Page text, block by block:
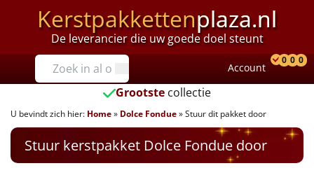
Kerstpakkettenplaza.nl
De leverancier die uw goede doel steunt
Prijzen
Tot €25
€25 tot €35
€35 tot €40
Account
0 0 0
Grootste collectie
U bevindt zich hier: Home» Dolce Fondue»Stuur dit pakket door
Stuur kerstpakket Dolce Fondue door